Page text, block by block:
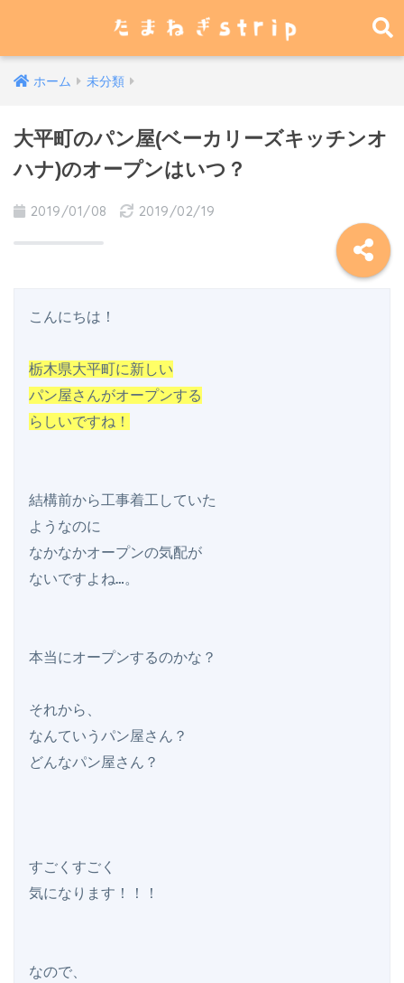
ホーム 未分類
大平町のパン屋(ベーカリーズキッチンオ
ハナ)のオープンはいつ？
2019/01/08 2019/02/19
こんにちは！
栃木県大平町に新しい
パン屋さんがオープンする
らしいですね！
結構前から工事着工していた
ようなのに
なかなかオープンの気配が
ないですよね…。
本当にオープンするのかな？
それから、
なんていうパン屋さん？
どんなパン屋さん？
すごくすごく
気になります！！！